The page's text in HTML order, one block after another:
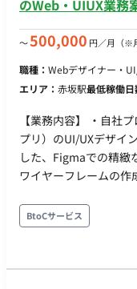
のWeb・UIUX業務
〜500,000 円／月 （※
職種： Webデザイナー・
エリア： 赤坂駅最低稼働日
【業務内容】 ・自社
プリ）のUI/UXデザイ
した、Figmaでの精緻
ワイヤーフレームの作
術」の導入・活用推進 【必須要件（Must）】 ・一般的なWeb
業界でのUI/UXデザイ
ダクトのデザインを
者向け）プロダクトの
BtoCサービス